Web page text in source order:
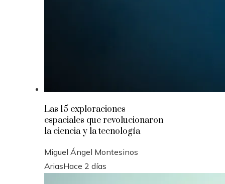
Las 15 exploraciones
espaciales que revolucionaron
la ciencia y la tecnología
Miguel Ángel Montesinos
AriasHace 2 días